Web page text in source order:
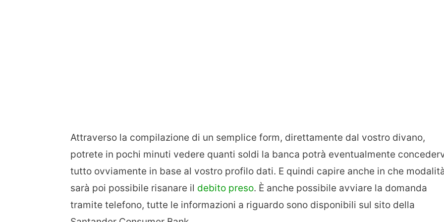
Attraverso la compilazione di un semplice form, direttamente dal vostro divano,
potrete in pochi minuti vedere quanti soldi la banca potrà eventualmente
tutto ovviamente in base al vostro profilo dati. E quindi capire anche in che
sarà poi possibile risanare il debito preso. È anche possibile avviare la domanda
tramite telefono, tutte le informazioni a riguardo sono disponibili sul sito della